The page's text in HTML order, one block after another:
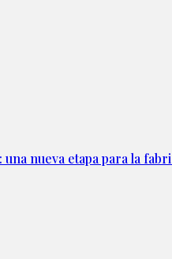
nueva etapa para la